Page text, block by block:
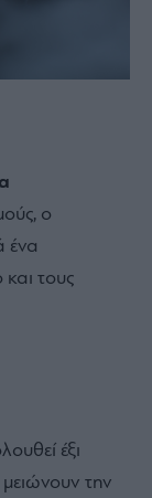
ο
ένα
τους
έξι
την